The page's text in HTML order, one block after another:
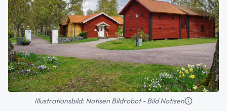
Illustrationsbild: Notisen Bildrobot - Bild Notisen